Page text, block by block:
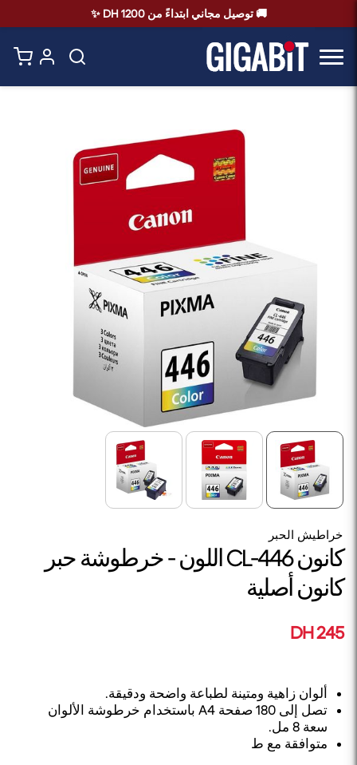
🚚 توصيل مجاني ابتداءً من 1200 DH ✨
خراطيش الحبر
كانون CL-446 اللون - خرطوشة حبر
كانون أصلية
245 DH
ألوان زاهية ومتينة لطباعة واضحة ودقيقة.
تصل إلى 180 صفحة A4 باستخدام خرطوشة الألوان
سعة 8 مل.
متوافقة مع ط